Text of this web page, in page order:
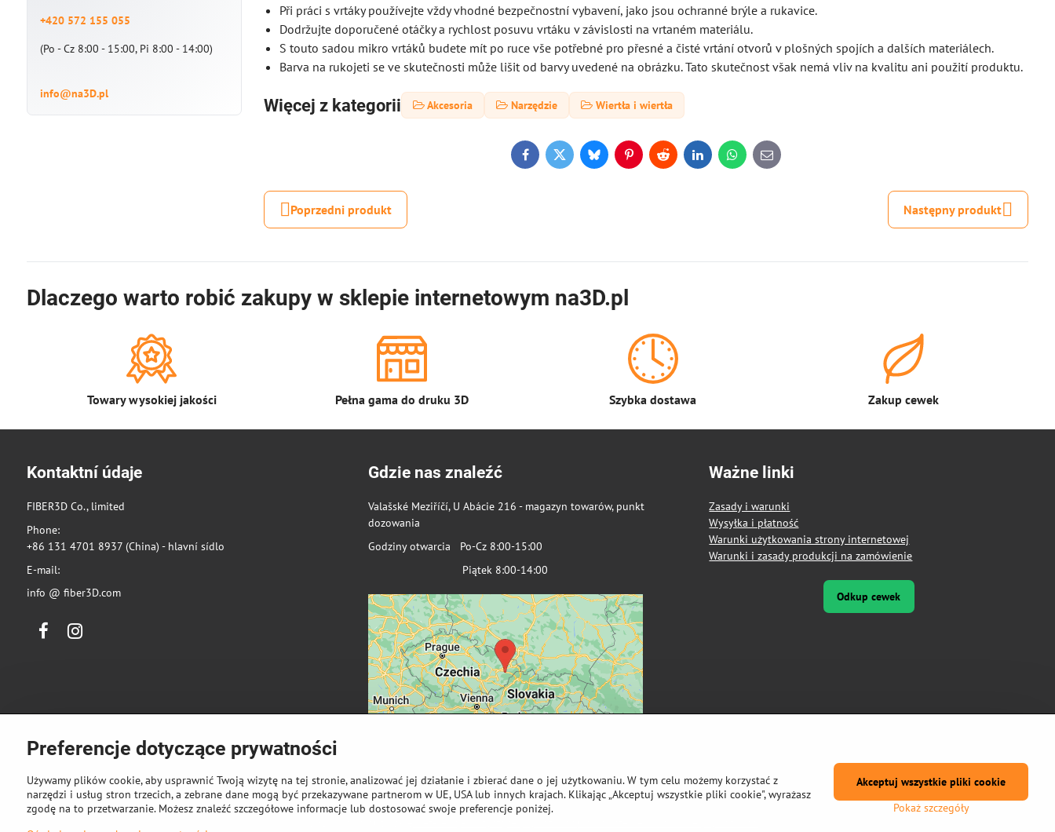
Při práci s vrtáky používejte vždy vhodné bezpečnostní vybavení, jako jsou ochranné brýle a rukavice.
Dodržujte doporučené otáčky a rychlost posuvu vrtáku v závislosti na vrtaném materiálu.
S touto sadou mikro vrtáků budete mít po ruce vše potřebné pro přesné a čisté vrtání otvorů v plošných spojích a dalších materiálech.
Barva na rukojeti se ve skutečnosti může lišit od barvy uvedené na obrázku. Tato skutečnost však nemá vliv na kvalitu ani použití produktu.
Więcej z kategorii Akcesoria Narzędzie Wiertła i wiertła
FacebookTwitterBlueskyPinterestRedditLinkedInWhatsApp
E-
mail
Poprzedni produkt Następny produkt
+420 572 155 055
(Po - Cz 8:00 - 15:00, Pi 8:00 - 14:00)
info@na3D.pl
Dlaczego warto robić zakupy w sklepie internetowym na3D.pl
Towary wysokiej jakości Pełna gama do druku 3D Szybka dostawa Zakup cewek
Kontaktní údaje
FIBER3D Co., limited
Phone:
+86 131 4701 8937 (China) - hlavní sídlo
E-mail:
info @ fiber3D.com
FacebookInstagram
Gdzie nas znaleźć
Valašské Meziříčí, U Abácie 216 - magazyn towarów, punkt
dozowania
Godziny otwarcia Po-Cz 8:00-15:00
Piątek 8:00-14:00
Ważne linki
Zasady i warunki
Wysyłka i płatność
Warunki użytkowania strony internetowej
Warunki i zasady produkcji na zamówienie
Odkup cewek
Preferencje dotyczące prywatności
Używamy plików cookie, aby usprawnić Twoją wizytę na tej stronie, analizować jej działanie i zbierać dane o jej użytkowaniu. W tym celu możemy korzystać z
narzędzi i usług stron trzecich, a zebrane dane mogą być przekazywane partnerom w UE, USA lub innych krajach. Klikając „Akceptuj wszystkie pliki cookie", wyrażasz
zgodę na to przetwarzanie. Możesz znaleźć szczegółowe informacje lub dostosować swoje preferencje poniżej.
Pokaż szczegóły
Akceptuj wszystkie pliki cookie